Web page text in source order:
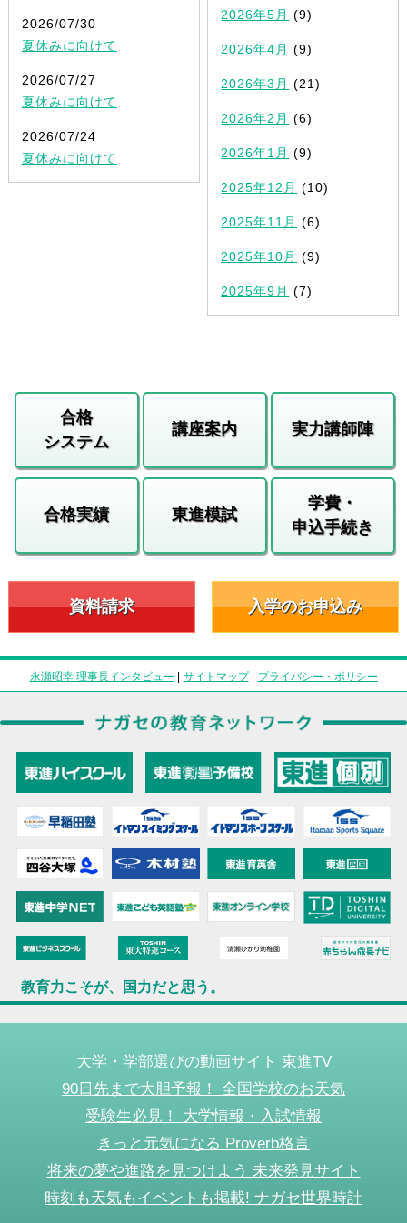
2026/07/30
夏休みに向けて
2026/07/27
夏休みに向けて
2026/07/24
夏休みに向けて
2026年5月 (9)
2026年4月 (9)
2026年3月 (21)
2026年2月 (6)
2026年1月 (9)
2025年12月 (10)
2025年11月 (6)
2025年10月 (9)
2025年9月 (7)
合格
システム
講座案内 実力講師陣
合格実績 東進模試
学費・
申込手続き
資料請求 入学のお申込み
永瀬昭幸 理事長インタビュー | サイトマップ| プライバシー・ポリシー
教育力こそが、国力だと思う。
大学・学部選びの動画サイト 東進TV
90日先まで大胆予報！ 全国学校のお天気
受験生必見！ 大学情報・入試情報
きっと元気になる Proverb格言
将来の夢や進路を見つけよう 未来発見サイト
時刻も天気もイベントも掲載! ナガセ世界時計